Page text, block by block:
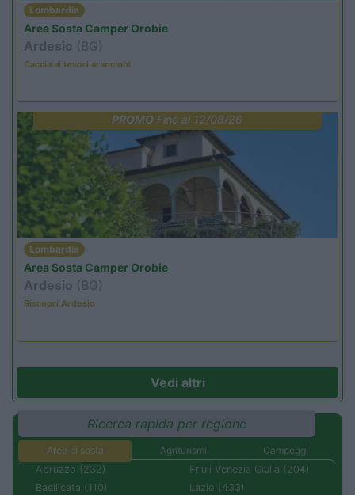
Lombardia
Area Sosta Camper Orobie
Ardesio (BG)
Caccia ai tesori arancioni
PROMO Fino al 12/08/26
Lombardia
Area Sosta Camper Orobie
Ardesio (BG)
Riscopri Ardesio
Vedi altri
Ricerca rapida per regione
Aree di sosta Agriturismi
Campeggi
Abruzzo (232)
Basilicata (110)
Friuli Venezia Giulia (204)
Lazio (433)